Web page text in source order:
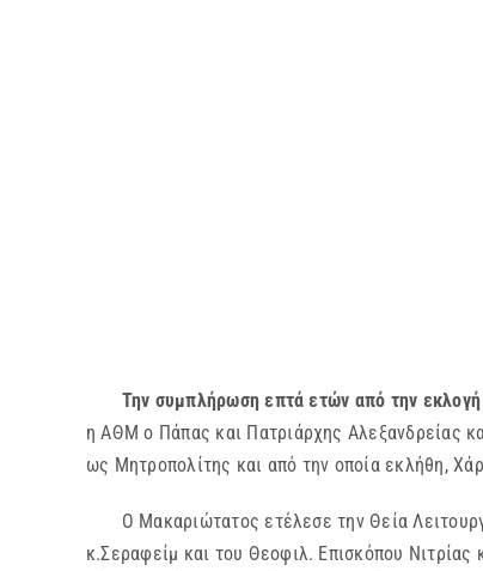
Την συμπλήρωση επτά ετών από την
η ΑΘΜ ο Πάπας και Πατριάρχης Αλεξανδρείας
ως Μητροπολίτης και από την οποία εκλήθη,
Ο Μακαριώτατος ετέλεσε την Θεία
κ.Σεραφείμ και του Θεοφιλ. Επισκόπου